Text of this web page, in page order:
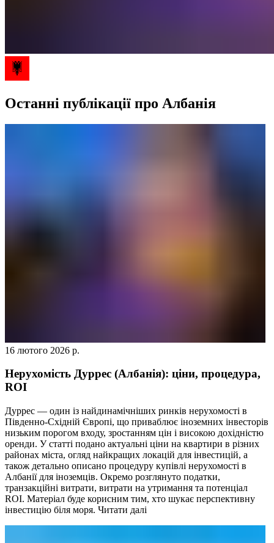
Останні публікації про Албанія
16 лютого 2026 р.
Нерухомість Дуррес (Албанія): ціни, процедура,
ROI
Дуррес — один із найдинамічніших ринків нерухомості в
Південно-Східній Європі, що приваблює іноземних інвесторів
низьким порогом входу, зростанням цін і високою дохідністю
оренди. У статті подано актуальні ціни на квартири в різних
районах міста, огляд найкращих локацій для інвестицій, а
також детально описано процедуру купівлі нерухомості в
Албанії для іноземців. Окремо розглянуто податки,
транзакційні витрати, витрати на утримання та потенціал
ROI. Матеріал буде корисним тим, хто шукає перспективну
інвестицію біля моря. Читати далі